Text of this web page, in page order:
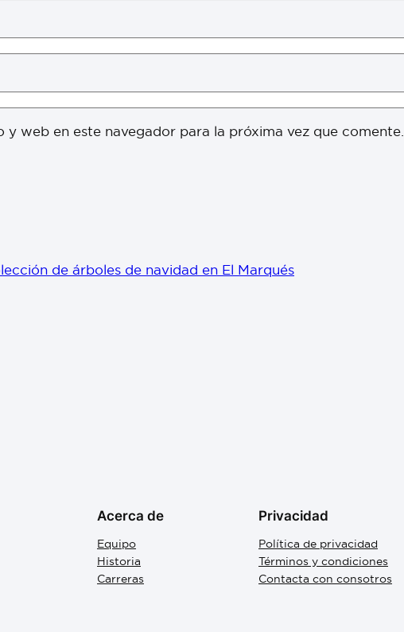
web en este navegador para la próxima vez que comente.
de árboles de navidad en El Marqués
Acerca de
Equipo
Historia
Carreras
Privacidad
Política de privacidad
Términos y condiciones
Contacta con consotros